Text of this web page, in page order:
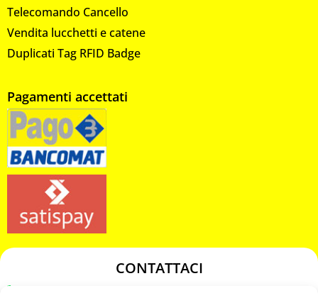
Telecomando Cancello
Vendita lucchetti e catene
Duplicati Tag RFID Badge
Pagamenti accettati
CONTATTACI